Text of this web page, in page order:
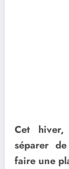
Cet
séparer
faire une